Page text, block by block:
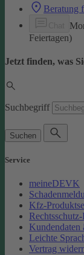
Beratung
Feiertagen)
Jetzt finden, was
Suchbegriff
Suchen
Service
meineDEVK
Kfz-
Kundendaten
Leichte
Vertrag